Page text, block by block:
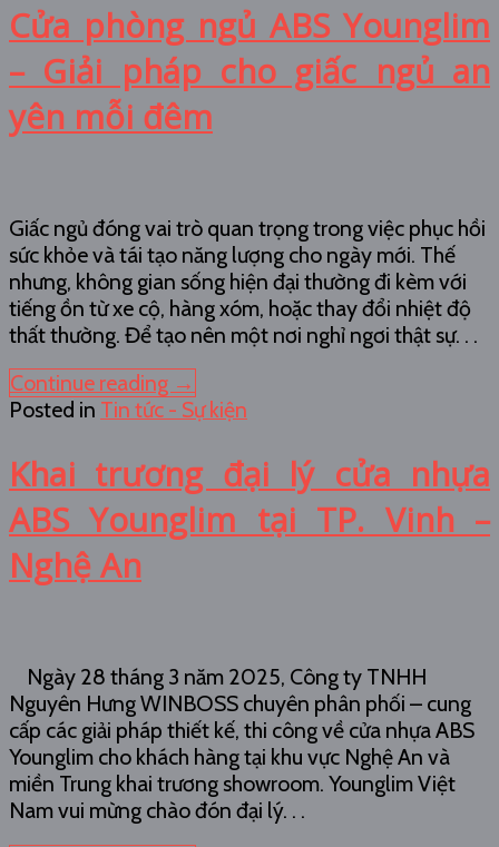
Cửa phòng ngủ ABS Younglim
– Giải pháp cho giấc ngủ an
yên mỗi đêm
Giấc ngủ đóng vai trò quan trọng trong việc phục hồi
sức khỏe và tái tạo năng lượng cho ngày mới. Thế
nhưng, không gian sống hiện đại thường đi kèm với
tiếng ồn từ xe cộ, hàng xóm, hoặc thay đổi nhiệt độ
thất thường. Để tạo nên một nơi nghỉ ngơi thật sự. . .
Continue reading →
Posted in Tin tức - Sự kiện
Khai trương đại lý cửa nhựa
ABS Younglim tại TP. Vinh –
Nghệ An
Ngày 28 tháng 3 năm 2025, Công ty TNHH
Nguyên Hưng WINBOSS chuyên phân phối – cung
cấp các giải pháp thiết kế, thi công về cửa nhựa ABS
Younglim cho khách hàng tại khu vực Nghệ An và
miền Trung khai trương showroom. Younglim Việt
Nam vui mừng chào đón đại lý. . .